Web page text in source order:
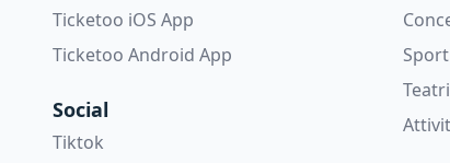
Ticketoo iOS App
Ticketoo Android App
Social
Tiktok
Sport
Teatri